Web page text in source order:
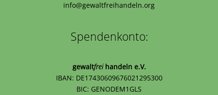
info@gewaltfreihandeln.org
Spendenkonto:
gewaltfreihandeln e.V.
IBAN: DE17430609676021295300
BIC: GENODEM1GLS